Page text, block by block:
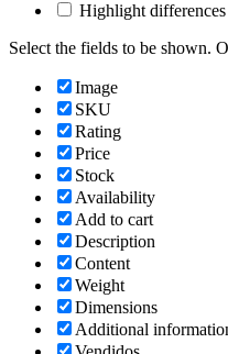
Highlight differences
Select the fields to be shown.
Image
SKU
Rating
Price
Stock
Availability
Add to cart
Description
Content
Weight
Dimensions
Additional